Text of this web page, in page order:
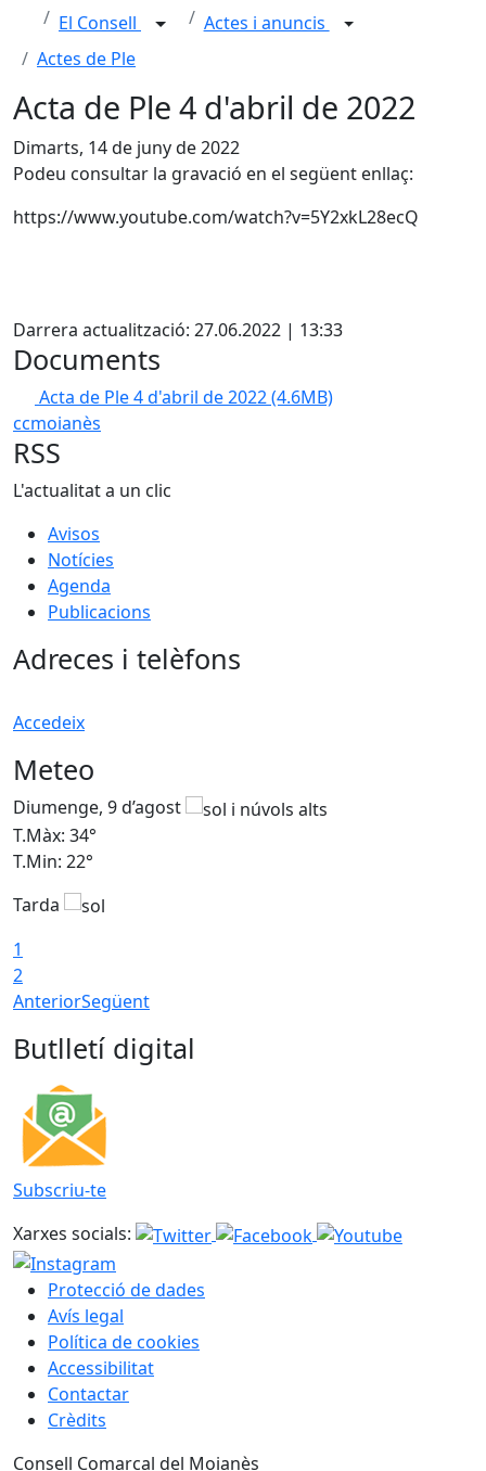
El Consell
Actes i anuncis
Actes de Ple
Acta de Ple 4 d'abril de 2022
Dimarts, 14 de juny de 2022
Podeu consultar la gravació en el següent enllaç:
https://www.youtube.com/watch?v=5Y2xkL28ecQ
Darrera actualització: 27.06.2022 | 13:33
Documents
Acta de Ple 4 d'abril de 2022(4.6MB)
ccmoianès
RSS
L'actualitat a un clic
Avisos
Notícies
Agenda
Publicacions
Adreces i telèfons
Accedeix
Meteo
Diumenge, 9 d’agost
T.Màx: 34°
T.Min: 22°
Tarda
1
2
AnteriorSegüent
Butlletí digital
Subscriu-te
Xarxes socials:
Protecció de dades
Avís legal
Política de cookies
Accessibilitat
Contactar
Crèdits
Consell Comarcal del Moianès